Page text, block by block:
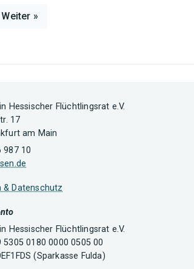
Weiter »
Hessischer Flüchtlingsrat e.V.
17
am Main
987 10
& Datenschutz
Hessischer Flüchtlingsrat e.V.
5305 0180 0000 0505 00
(Sparkasse Fulda)